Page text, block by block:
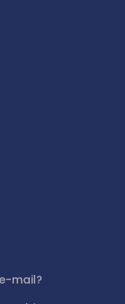
mail?